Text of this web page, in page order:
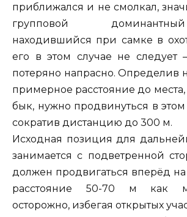
приближался и не смолкал,
групповой
находившийся при самке в
его в этом случае не следует
потеряно напрасно. Определив
примерное расстояние до места,
бык, нужно продвинуться в
сократив дистанцию до 300 м.
Исходная позиция для
занимается с подветренной
должен продвигаться вперёд на
расстояние 50-70 м как
осторожно, избегая открытых